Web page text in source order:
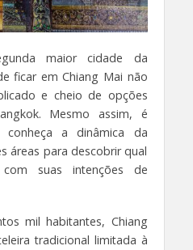
maior cidade da
ficar em Chiang Mai não
e cheio de opções
Mesmo assim, é
conheça a dinâmica da
áreas para descobrir qual
suas intenções de
mil habitantes, Chiang
tradicional limitada à